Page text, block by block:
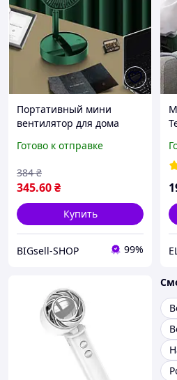
Портативный мини
вентилятор для дома
Складной настольный
зарядкой
Готово к отправке
345.60₴
384 ₴
Купить
BIGsell-SHOP 99%